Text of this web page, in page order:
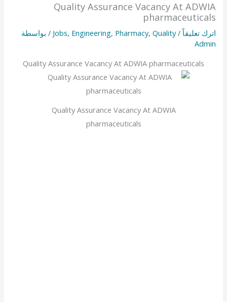
Quality Assurance Vacancy At ADWIA
pharmaceuticals
اترك تعليقاً /
Jobs, Engineering, Pharmacy, Quality
/ بواسطة
Admin
Quality Assurance Vacancy At ADWIA pharmaceuticals
Quality Assurance Vacancy At ADWIA
pharmaceuticals